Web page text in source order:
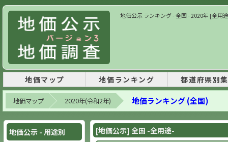
地価公示 ランキング - 全国 - 2020年 [全用
地価マップ 地価ランキング 都道府県別
地価マップ 2020年(令和2年) 地価ランキング (全国)
地価公示 - 用途別 [地価公示] 全国 -全用途-